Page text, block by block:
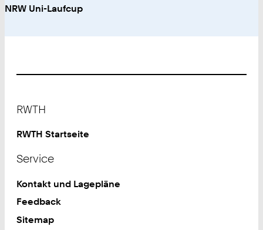
NRW Uni-Laufcup
RWTH
RWTH Startseite
Service
Kontakt und Lagepläne
Feedback
Sitemap